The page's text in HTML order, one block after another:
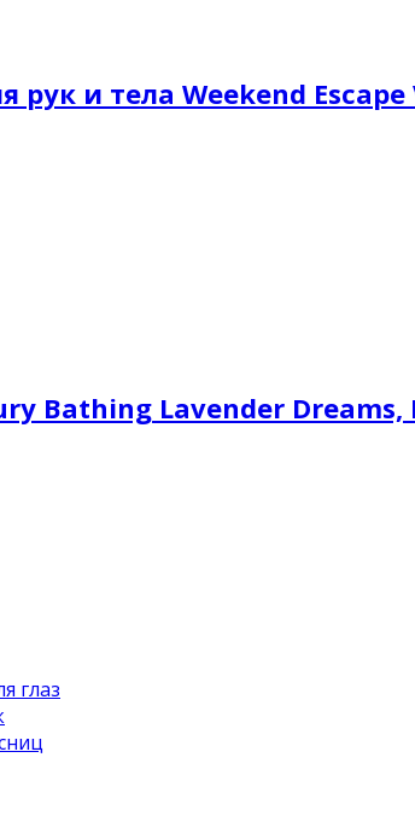
рук и тела Weekend
Bathing Lavender Dreams,
глаз